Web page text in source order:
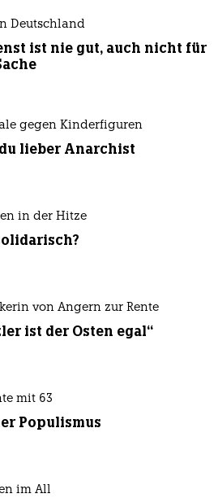
Deutschland
ist nie gut, auch nicht für
gegen Kinderfiguren
lieber Anarchist
in der Hitze
von Angern zur Rente
ist der Osten egal“
mit 63
Populismus
im All